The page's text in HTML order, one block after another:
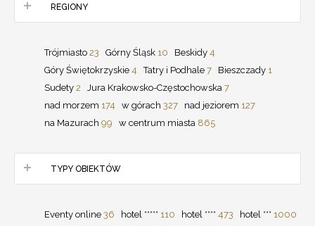
REGIONY
Trójmiasto 23 Górny Śląsk 10 Beskidy 4
Góry Świętokrzyskie 4 Tatry i Podhale 7 Bieszczady 1
Sudety 2 Jura Krakowsko-Częstochowska 7
nad morzem 174 w górach 327 nad jeziorem 127
na Mazurach 99 w centrum miasta 865
TYPY OBIEKTÓW
Eventy online 36 hotel ***** 110 hotel **** 473 hotel *** 1000